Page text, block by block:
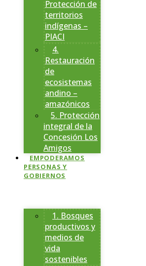
Protección de
territorios
indígenas –
PIACI
4.
Restauración
de
ecosistemas
andino –
amazónicos
5. Protección
integral de la
Concesión Los
Amigos
EMPODERAMOS
PERSONAS Y
GOBIERNOS
1. Bosques
productivos y
medios de
vida
sostenibles